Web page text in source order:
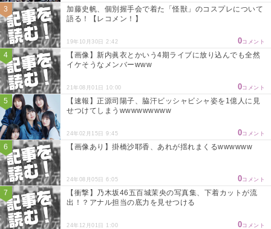
加藤史帆、個別握手会で着た「怪獣」のコスプレについて
語る！【レコメン！】
19年10月30日 2:42 0コメント
【画像】新内眞衣とかいう4期ライブに放り込んでも全然
イケそうなメンバーwww
21年08月01日 10:00 0コメント
【速報】正源司陽子、脇汗ビッシャビシャ姿を1億人に見
せつけてしまうwwwwwwwww
24年02月15日 9:45 0コメント
【画像あり】掛橋沙耶香、あれが揺れまくるwwwwww
24年08月05日 6:05 0コメント
【衝撃】乃木坂46五百城茉央の写真集、下着カットが流
出！？アナル担当の底力を見せつける
24年12月01日 1:00 0コメント